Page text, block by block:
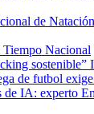
de Natación
Nacional
sostenible”
de futbol
de IA: experto